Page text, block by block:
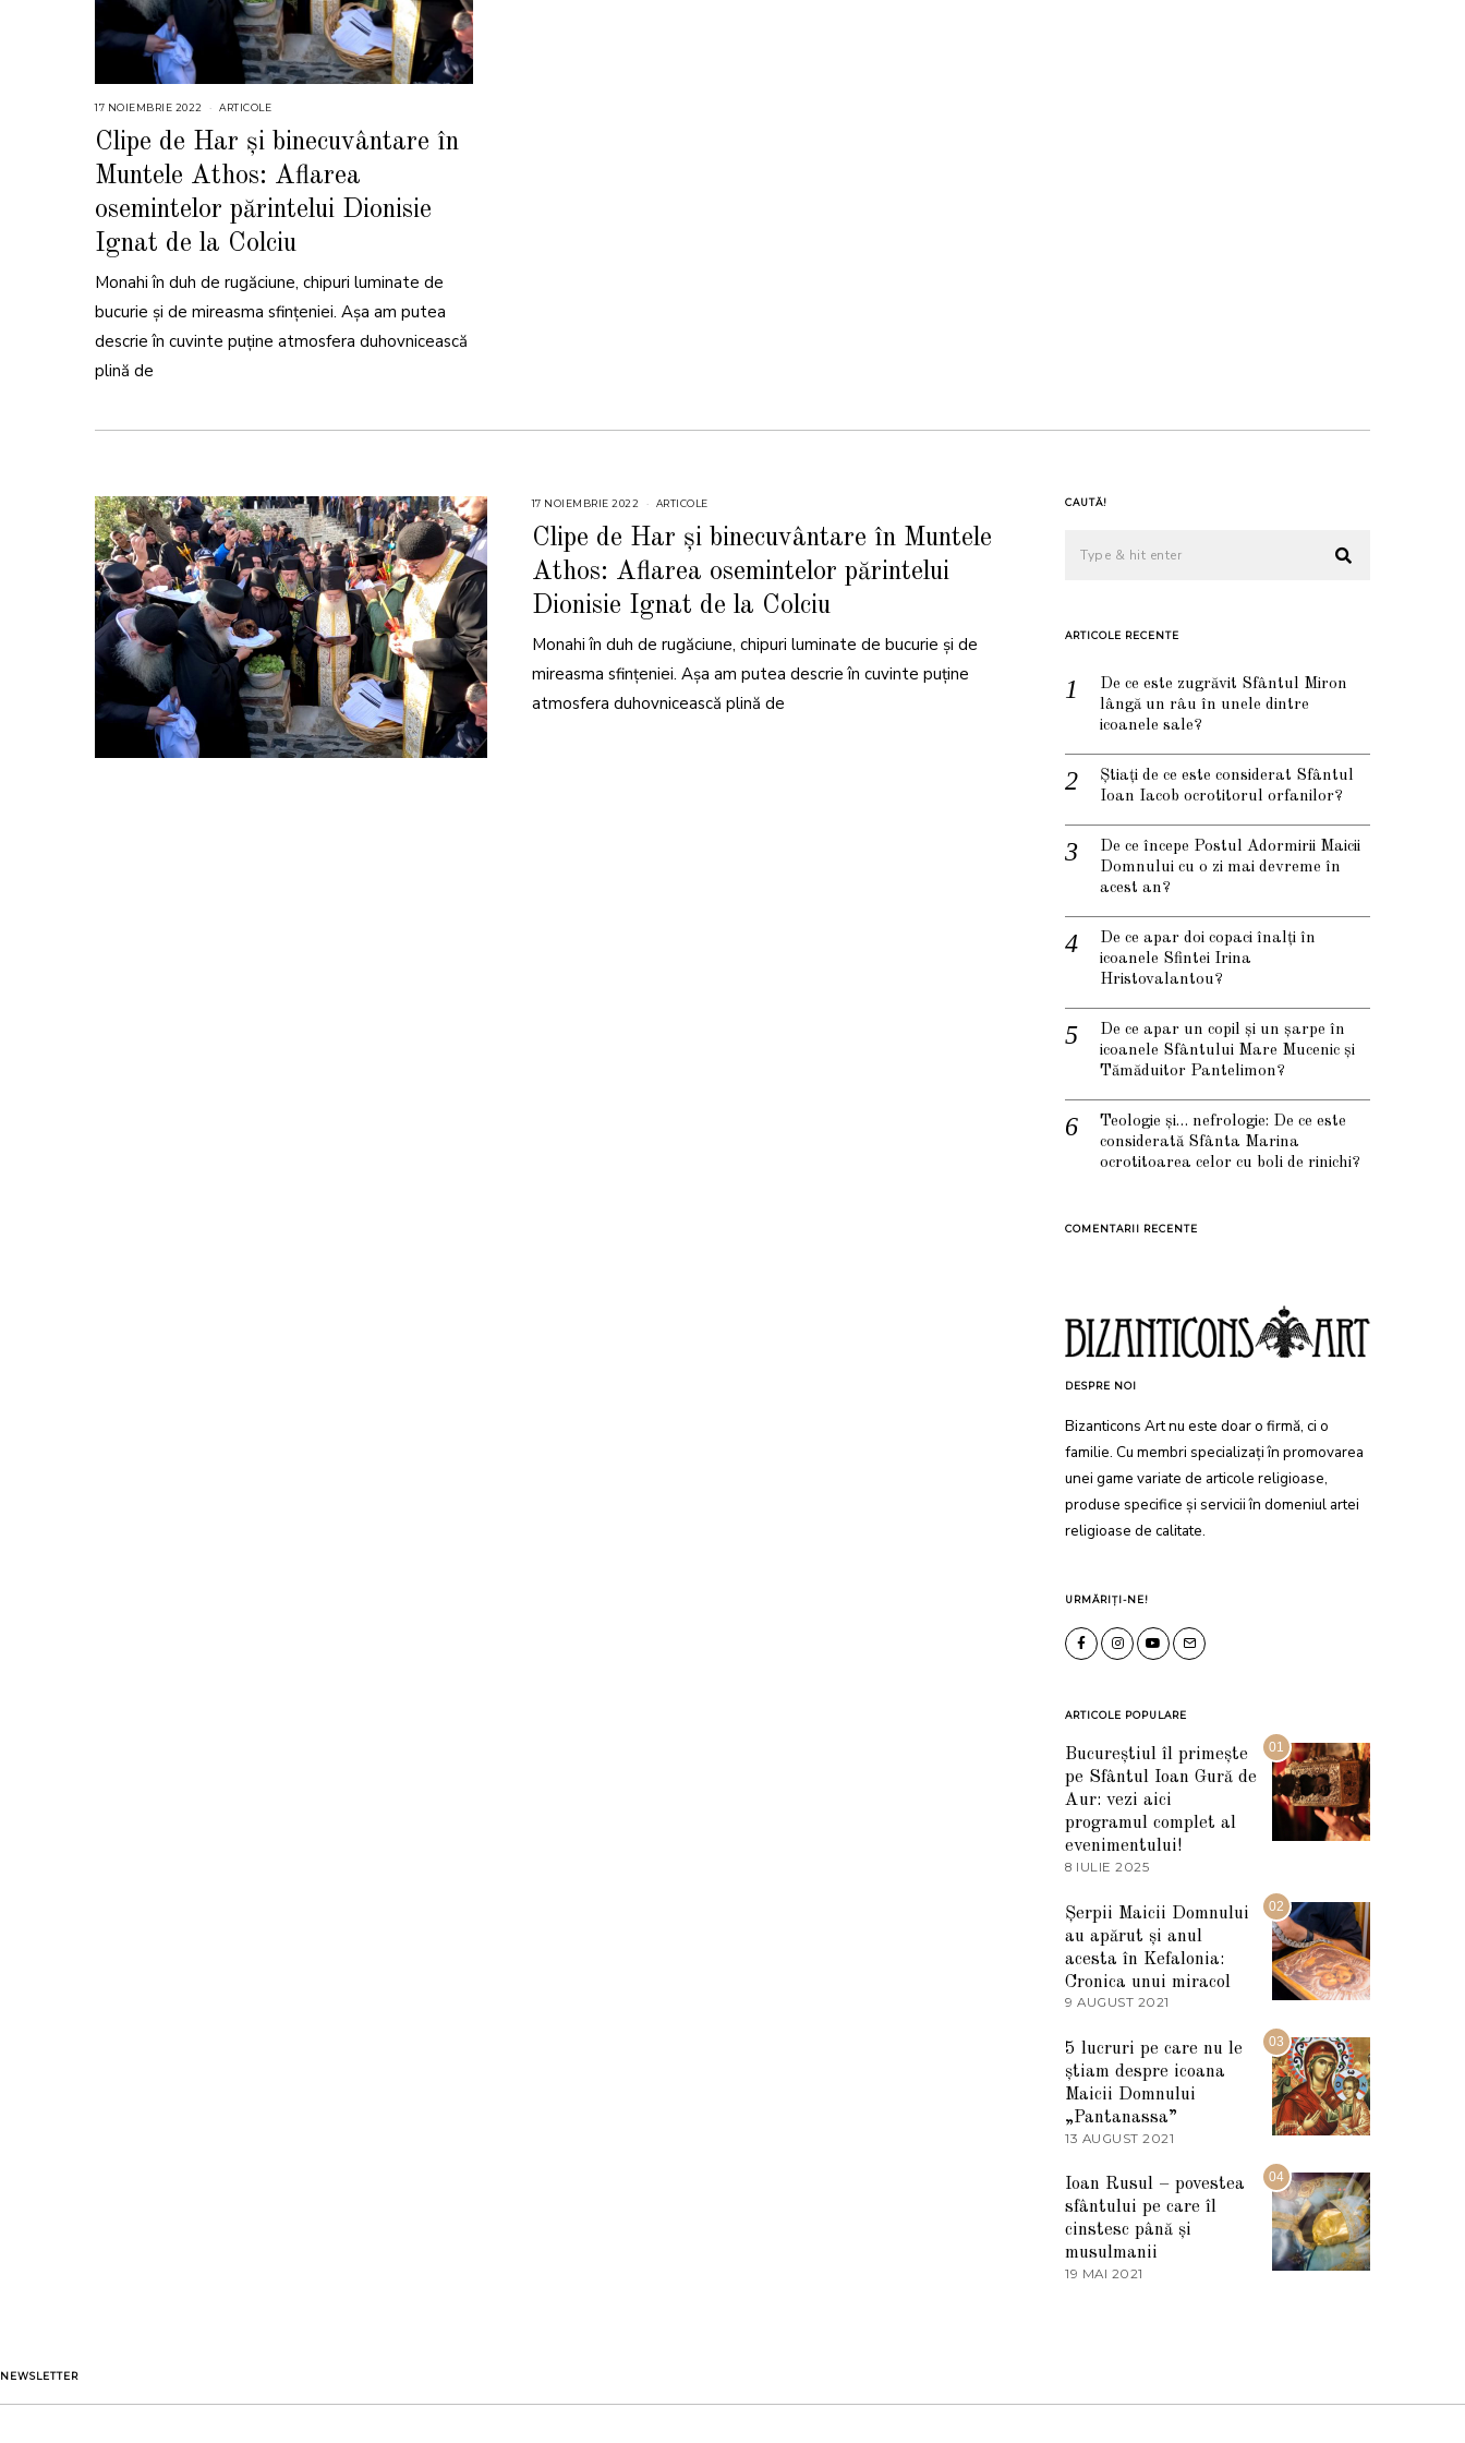
17 NOIEMBRIE 2022
N
O
E
M
R
E
2
2
2
ARTICOLE
Clipe de Har și binecuvântare în
Muntele Athos: Aflarea
osemintelor părintelui Dionisie
Ignat de la Colciu
Monahi în duh de rugăciune, chipuri luminate de
bucurie și de mireasma sfințeniei. Așa am putea
descrie în cuvinte puține atmosfera duhovnicească
plină de
17 NOIEMBRIE 2022
N
O
E
M
R
I
2
2
ARTICOLE
Clipe de Har și binecuvântare în Muntele
Athos: Aflarea osemintelor părintelui
Dionisie Ignat de la Colciu
Monahi în duh de rugăciune, chipuri luminate de bucurie și de
mireasma sfințeniei. Așa am putea descrie în cuvinte puține
atmosfera duhovnicească plină de
CAUTĂ!
ARTICOLE RECENTE
De ce este zugrăvit Sfântul Miron
lângă un râu în unele dintre
icoanele sale?
Știați de ce este considerat Sfântul
Ioan Iacob ocrotitorul orfanilor?
De ce începe Postul Adormirii Maicii
Domnului cu o zi mai devreme în
acest an?
De ce apar doi copaci înalți în
icoanele Sfintei Irina
Hristovalantou?
De ce apar un copil și un șarpe în
icoanele Sfântului Mare Mucenic și
Tămăduitor Pantelimon?
Teologie și… nefrologie: De ce este
considerată Sfânta Marina
ocrotitoarea celor cu boli de rinichi?
COMENTARII RECENTE
DESPRE NOI
Bizanticons Art nu este doar o firmă, ci o
familie. Cu membri specializați în promovarea
unei game variate de articole religioase,
produse specifice și servicii în domeniul artei
religioase de calitate.
URMĂRIȚI-NE!
ARTICOLE POPULARE
01
Bucureștiul îl primește
pe Sfântul Ioan Gură de
Aur: vezi aici
programul complet al
evenimentului!
8 IULIE 2025
U
L
I
2
0
5
02
Șerpii Maicii Domnului
au apărut și anul
acesta în Kefalonia:
Cronica unui miracol
9 AUGUST 2021
A
R
T
I
2
2
2
03
5 lucruri pe care nu le
știam despre icoana
Maicii Domnului
„Pantanassa”
13 AUGUST 2021
U
G
U
S
04
Ioan Rusul – povestea
sfântului pe care îl
cinstesc până și
musulmanii
19 MAI 2021
NEWSLETTER